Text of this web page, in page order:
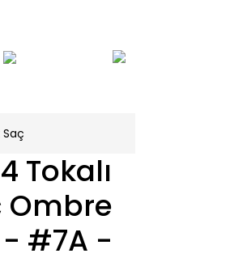
Tokalı
Ombre
- #7A -